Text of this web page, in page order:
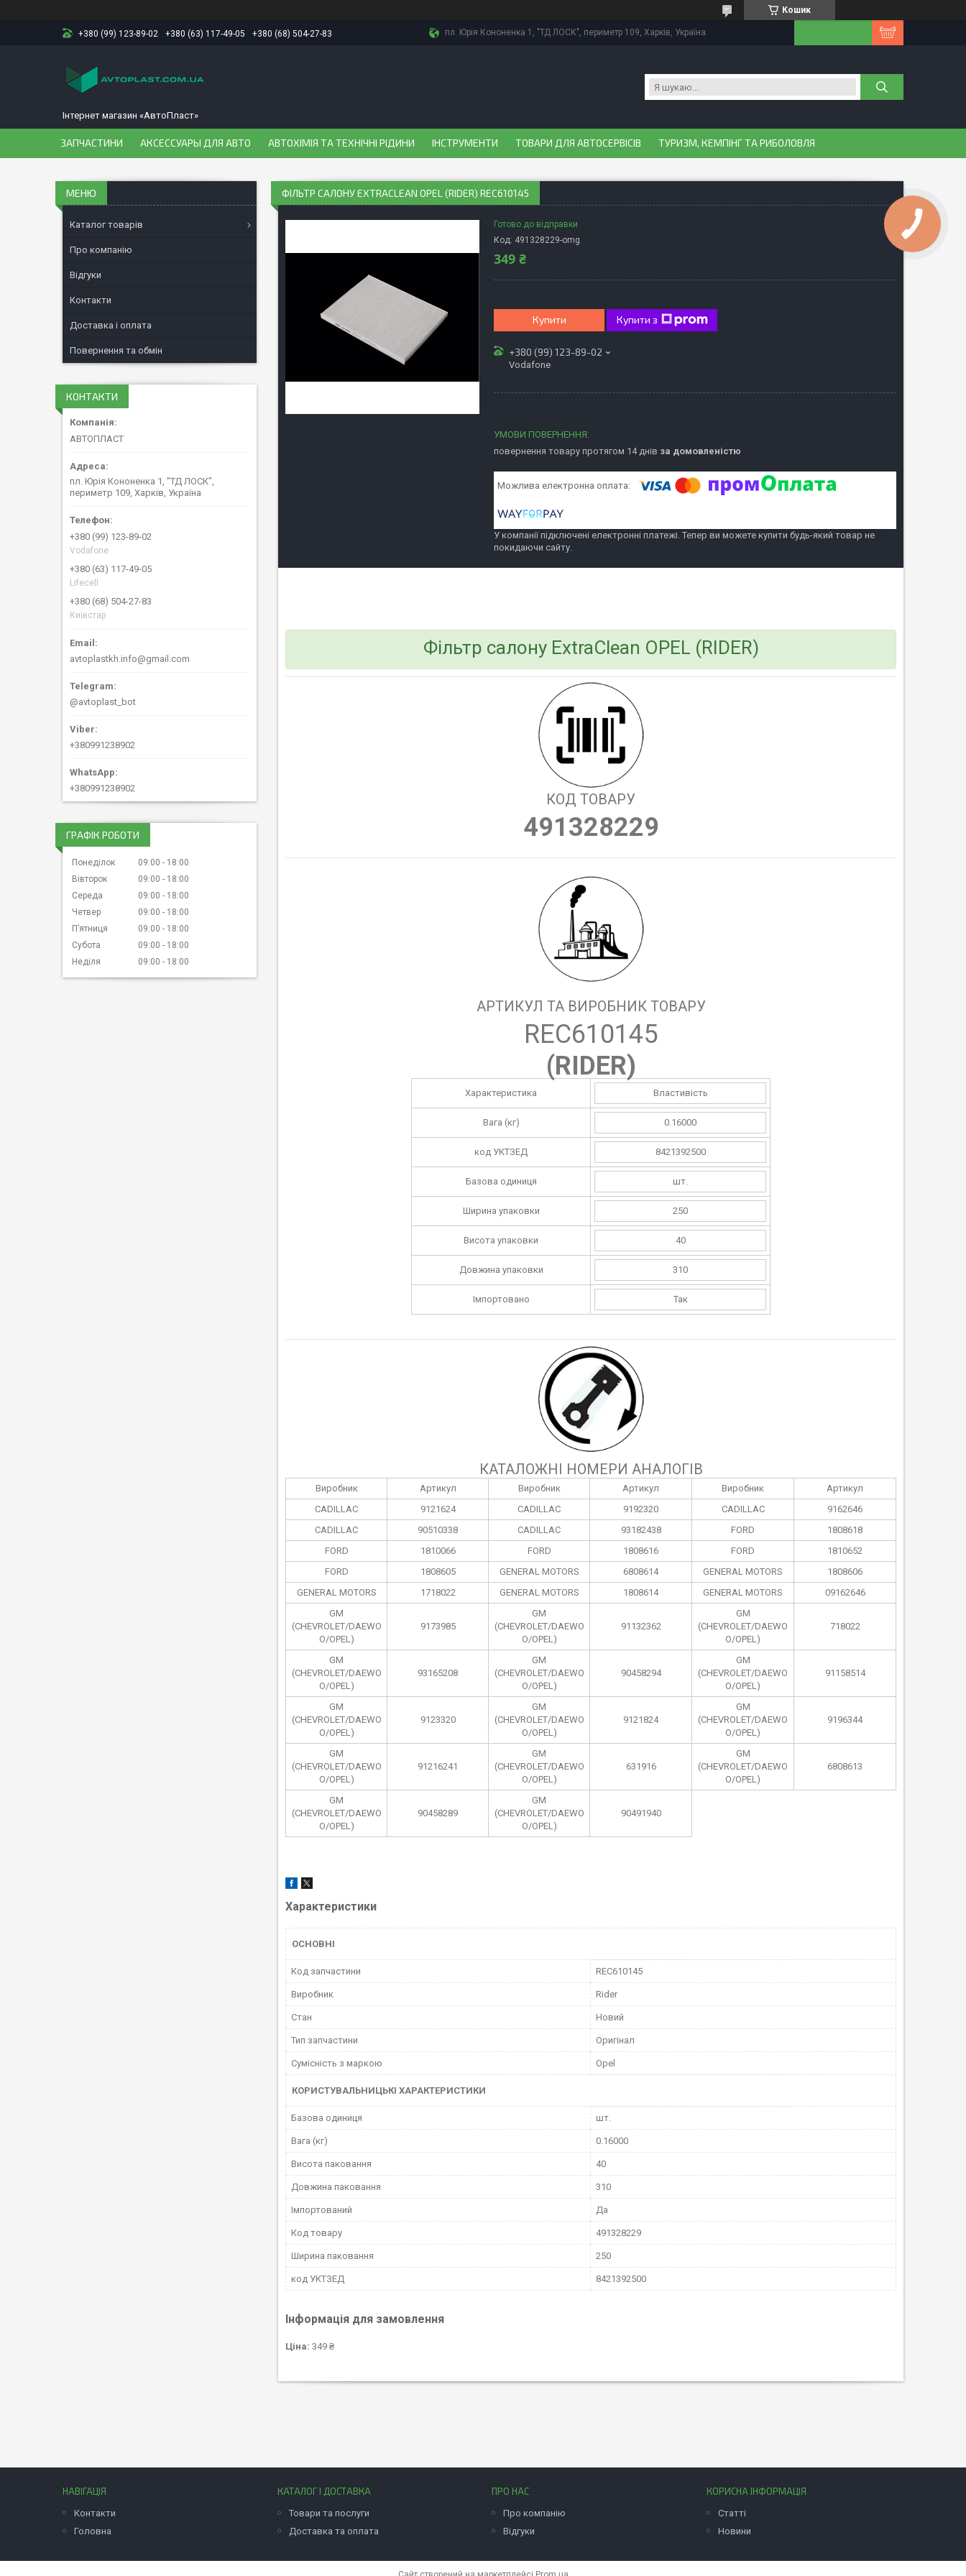
Кошик
+380 (99) 123-89-02 +380 (63) 117-49-05 +380 (68) 504-27-83 пл. Юрія Кононенка 1, "ТД ЛОСК", периметр 109, Харків, Україна
Інтернет магазин «АвтоПласт»
ЗАПЧАСТИНИ АКСЕССУАРЫ ДЛЯ АВТО АВТОХІМІЯ ТА ТЕХНІЧНІ РІДИНИ ІНСТРУМЕНТИ ТОВАРИ ДЛЯ АВТОСЕРВІСІВ ТУРИЗМ, КЕМПІНГ ТА РИБОЛОВЛЯ
ФІЛЬТР САЛОНУ EXTRACLEAN OPEL (RIDER) REC610145
Готово до відправки
Код: 491328229-omg
349 ₴
Купити Купити з
+380 (99) 123-89-02
Vodafone
повернення товару протягом 14 днів за домовленістю
У компанії підключені електронні платежі. Тепер ви можете купити будь-який товар не
покидаючи сайту.
Фільтр салону ExtraClean OPEL (RIDER)
КОД ТОВАРУ
491328229
АРТИКУЛ ТА ВИРОБНИК ТОВАРУ
REC610145
(RIDER)
Характеристика Властивість
Вага (кг) 0.16000
код УКТЗЕД 8421392500
Базова одиниця шт.
Ширина упаковки 250
Висота упаковки 40
Довжина упаковки 310
Імпортовано Так
КАТАЛОЖНІ НОМЕРИ АНАЛОГІВ
Виробник Артикул Виробник Артикул Виробник
Артикул
CADILLAC
9121624 CADILLAC 9192320 CADILLAC
9162646
CADILLAC
90510338 CADILLAC 93182438 FORD
1808618
FORD
1810066 FORD 1808616 FORD
1810652
FORD
1808605 GENERAL MOTORS 6808614 GENERAL MOTORS
1808606
GENERAL MOTORS
1718022 GENERAL MOTORS 1808614 GENERAL MOTORS
09162646
GM
(CHEVROLET/DAEWO
O/OPEL)
9173985
GM
(CHEVROLET/DAEWO
O/OPEL)
91132362
GM
(CHEVROLET/DAEWO
O/OPEL)
718022
GM
(CHEVROLET/DAEWO
O/OPEL)
93165208
GM
(CHEVROLET/DAEWO
O/OPEL)
90458294
GM
(CHEVROLET/DAEWO
O/OPEL)
91158514
GM
(CHEVROLET/DAEWO
O/OPEL)
9123320
GM
(CHEVROLET/DAEWO
O/OPEL)
9121824
GM
(CHEVROLET/DAEWO
O/OPEL)
9196344
GM
(CHEVROLET/DAEWO
O/OPEL)
91216241
GM
(CHEVROLET/DAEWO
O/OPEL)
631916
GM
(CHEVROLET/DAEWO
O/OPEL)
6808613
GM
(CHEVROLET/DAEWO
O/OPEL)
90458289
GM
(CHEVROLET/DAEWO
O/OPEL)
90491940
Характеристики
ОСНОВНІ
Код запчастини REC610145
Виробник Rider
Стан Новий
Тип запчастини Оригінал
Сумісність з маркою Opel
КОРИСТУВАЛЬНИЦЬКІ ХАРАКТЕРИСТИКИ
Базова одиниця шт.
Вага (кг) 0.16000
Висота паковання 40
Довжина паковання 310
Імпортований Да
Код товару 491328229
Ширина паковання 250
код УКТЗЕД 8421392500
Інформація для замовлення
Ціна: 349 ₴
Каталог товарів
Про компанію
Відгуки
Контакти
Доставка і оплата
Повернення та обмін
КОНТАКТИ
АВТОПЛАСТ
пл. Юрія Кононенка 1, "ТД ЛОСК",
периметр 109, Харків, Україна
+380 (99) 123-89-02
Vodafone
+380 (63) 117-49-05
Lifecell
+380 (68) 504-27-83
Київстар
avtoplastkh.info@gmail.com
@avtoplast_bot
+380991238902
+380991238902
ГРАФІК РОБОТИ
Понеділок 09:00
18:00
Вівторок
09:00
18:00
Середа
09:00
18:00
Четвер
09:00
18:00
Пʼятниця
09:00
18:00
Субота
09:00
18:00
Неділя
09:00 18:00
НАВІГАЦІЯ
Контакти
Головна
КАТАЛОГ І ДОСТАВКА
Товари та послуги
Доставка та оплата
ПРО НАС
Про компанію
Відгуки
КОРИСНА ІНФОРМАЦІЯ
Статті
Новини